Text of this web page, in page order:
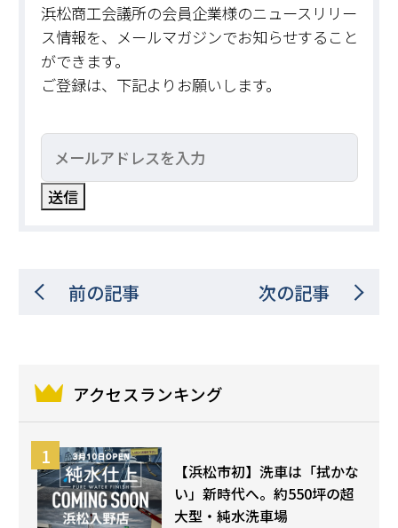
浜松商工会議所の会員企業様のニュースリリー
ス情報を、メールマガジンでお知らせすること
ができます。
ご登録は、下記よりお願いします。
前の記事 次の記事
アクセスランキング
【浜松市初】洗車は「拭かな
い」新時代へ。約550坪の超
大型・純水洗車場